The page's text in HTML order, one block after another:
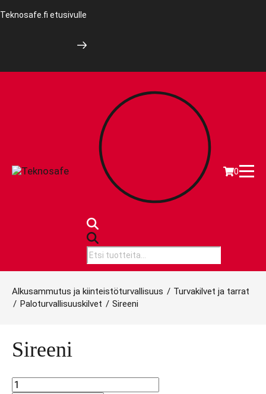
Teknosafe.fi etusivulle
search
0
Alkusammutus ja kiinteistöturvallisuus / Turvakilvet ja tarrat
/ Paloturvallisuuskilvet / Sireeni
Sireeni
Sireeni